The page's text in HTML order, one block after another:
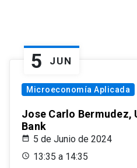
5 JUN
Microeconomía Aplicada
Jose Carlo Bermudez,
Bank
5 de Junio de 2024
13:35 a 14:35